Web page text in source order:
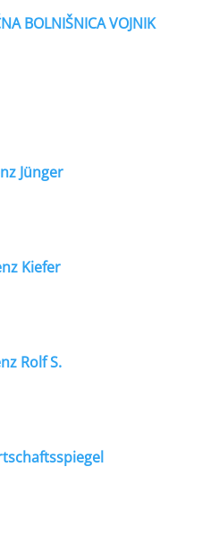
BOLNIŠNICA VOJNIK
Jünger
Kiefer
Rolf S.